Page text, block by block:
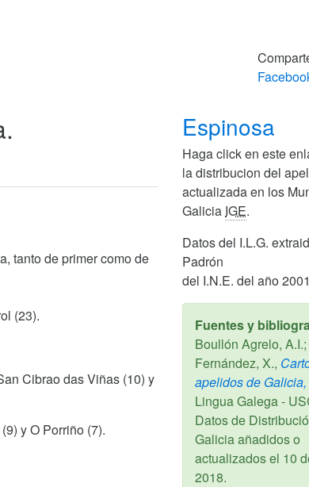
tanto de primer como de
(23).
Cibrao das Viñas (10) y
y O Porriño (7).
Espinosa
Haga click en este
la distribucion del
actualizada en los
Galicia IGE.
Datos del I.L.G.
Padrón
del I.N.E. del año 2001
Fuentes y
Boullón Agrelo,
Fernández, X.,
apelidos de Galicia,
Lingua Galega -
Datos de
Galicia añadidos o
actualizados el 10
2018.